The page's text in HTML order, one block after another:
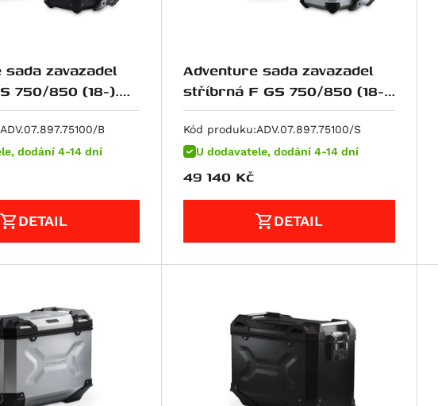
dodání 4-14 dní
zavazadel
nosič z plastu
ADV.07.897.75100/B
DETAIL
U dodavatele, dodání 4-14 dní
Adventure sada zavazadel
stříbrná F GS 750/850 (18-).
pro top nosič z plastu
Kód produku:ADV.07.897.75100/S
49 140 Kč
DETAIL